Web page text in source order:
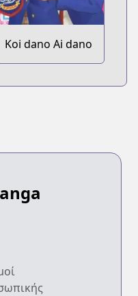
Koi dano Ai dano